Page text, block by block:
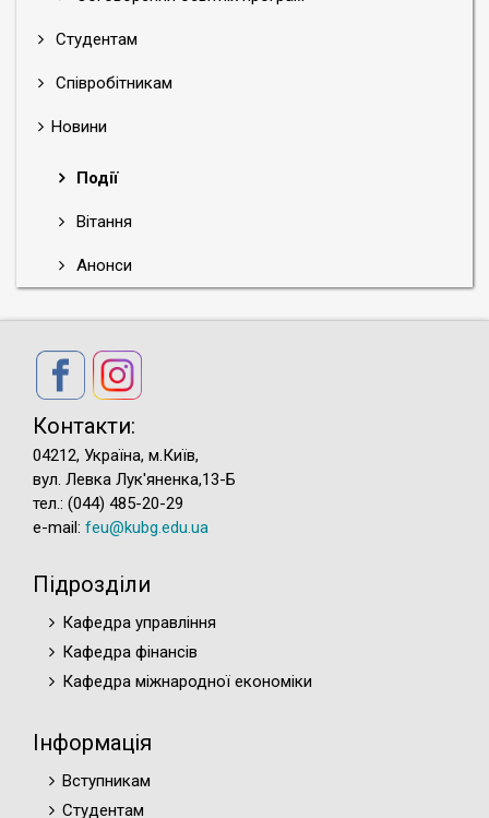
Студентам
Співробітникам
Новини
Події
Вітання
Анонси
Контакти:
04212, Україна, м.Київ,
вул. Левка Лук'яненка,13-Б
тел.: (044) 485-20-29
e-mail: feu@kubg.edu.ua
Підрозділи
Кафедра управління
Кафедра фінансів
Кафедра міжнародної економіки
Інформація
Вступникам
Студентам